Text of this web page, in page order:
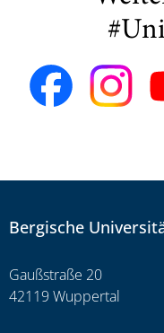
Bergische
Gaußstraße 20
42119 Wuppertal